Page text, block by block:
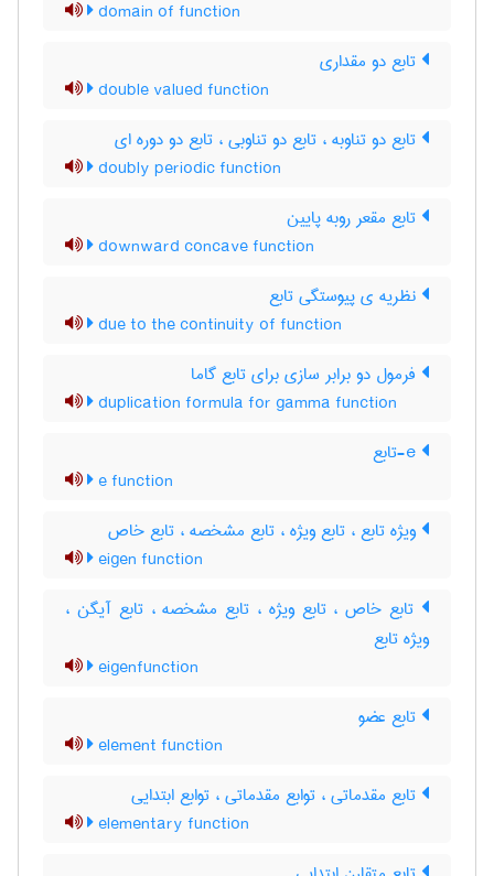
domain of function
تابع دو مقداری
double valued function
تابع دو تناوبه ، تابع دو تناوبی ، تابع دو دوره ای
doubly periodic function
تابع مقعر روبه پایین
downward concave function
نظریه ی پیوستگی تابع
due to the continuity of function
فرمول دو برابر سازی برای تابع گاما
duplication formula for gamma function
e function
ویژه تابع ، تابع ویژه ، تابع مشخصه ، تابع خاص
eigen function
تابع خاص ، تابع ویژه ، تابع مشخصه ، تابع آیگن ،
ویژه تابع
eigenfunction
تابع عضو
element function
تابع مقدماتی ، توابع مقدماتی ، توابع ابتدایی
elementary function